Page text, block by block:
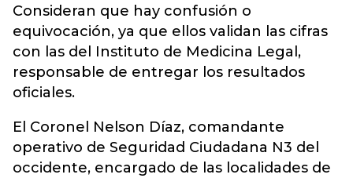
Consideran que hay confusión o
equivocación, ya que ellos validan las cifras
con las del Instituto de Medicina Legal,
responsable de entregar los resultados
oficiales.
El Coronel Nelson Díaz, comandante
operativo de Seguridad Ciudadana N3 del
occidente, encargado de las localidades de